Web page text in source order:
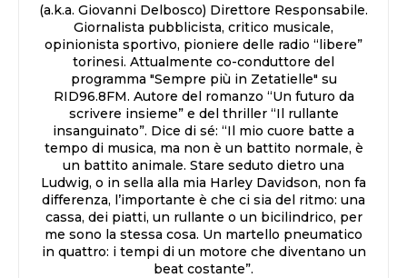
(a.k.a. Giovanni Delbosco) Direttore Responsabile.
Giornalista pubblicista, critico musicale,
opinionista sportivo, pioniere delle radio “libere”
torinesi. Attualmente co-conduttore del
programma "Sempre più in Zetatielle" su
RID96.8FM. Autore del romanzo “Un futuro da
scrivere insieme” e del thriller “Il rullante
insanguinato”. Dice di sé: “Il mio cuore batte a
tempo di musica, ma non è un battito normale, è
un battito animale. Stare seduto dietro una
Ludwig, o in sella alla mia Harley Davidson, non fa
differenza, l’importante è che ci sia del ritmo: una
cassa, dei piatti, un rullante o un bicilindrico, per
me sono la stessa cosa. Un martello pneumatico
in quattro: i tempi di un motore che diventano un
beat costante”.